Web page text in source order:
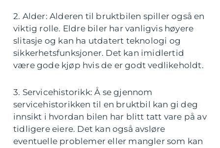
2. Alder: Alderen til bruktbilen spiller også en
viktig rolle. Eldre biler har vanligvis høyere
slitasje og kan ha utdatert teknologi og
sikkerhetsfunksjoner. Det kan imidlertid
være gode kjøp hvis de er godt vedlikeholdt.
3. Servicehistorikk: Å se gjennom
servicehistorikken til en bruktbil kan gi deg
innsikt i hvordan bilen har blitt tatt vare på av
tidligere eiere. Det kan også avsløre
eventuelle problemer eller mangler som kan